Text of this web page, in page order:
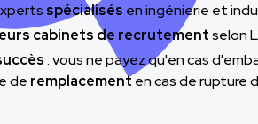
spécialisés en ingénierie et
cabinets de recrutementselon
: vous ne payez qu'en cas
de remplacementen cas de rupture